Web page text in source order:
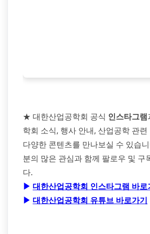
★ 대한산업공학회 공식 인스타그램
학회 소식, 행사 안내, 산업공학 관
다양한 콘텐츠를 만나보실 수 있습
분의 많은 관심과 함께 팔로우 및 구
다.
▶ 대한산업공학회 인스타그램 바로
▶ 대한산업공학회 유튜브 바로가기